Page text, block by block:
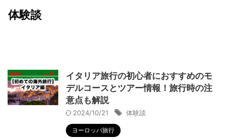
#おすすめのタグ
世界一周 体験談 使ってみた 女子旅
旅グッズ 旅行計画
治安 海外旅行保険
体験談
イタリア旅行の初心者におすすめのモ
デルコースとツアー情報！旅行時の注
意点も解説
2024/10/21 体験談
ヨーロッパ旅行